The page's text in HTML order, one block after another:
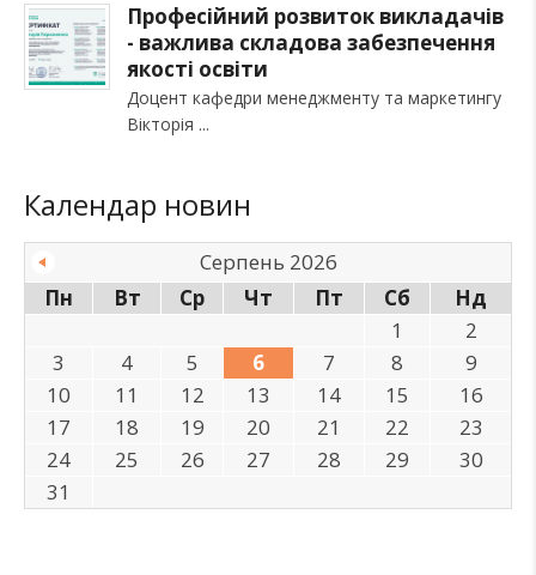
Професійний розвиток викладачів
- важлива складова забезпечення
якості освіти
Доцент кафедри менеджменту та маркетингу
Вікторія
Календар новин
Серпень 2026
Пн
Вт Ср Чт Пт Сб
Нд
1
2
3
4 5 6 7 8
9
10
11 12 13 14 15
16
17
18 19 20 21 22
23
24
25 26 27 28 29
30
31